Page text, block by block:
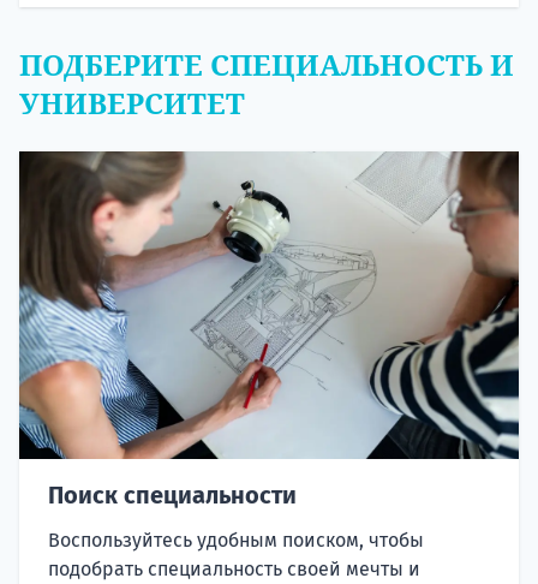
ПОДБЕРИТЕ СПЕЦИАЛЬНОСТЬ И
УНИВЕРСИТЕТ
Поиск специальности
Воспользуйтесь удобным поиском, чтобы
подобрать специальность своей мечты и